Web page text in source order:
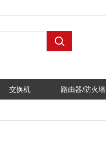
交换机 路由器/防火墙